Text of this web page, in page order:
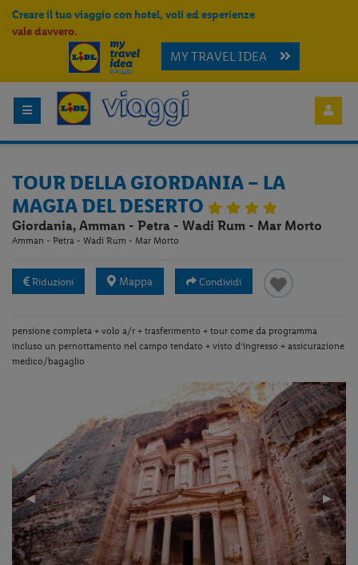
Creare il tuo viaggio con hotel, voli ed esperienze
vale davvero.
MY TRAVEL IDEA
TOUR DELLA GIORDANIA – LA
MAGIA DEL DESERTO
Giordania, Amman - Petra - Wadi Rum - Mar Morto
Amman - Petra - Wadi Rum - Mar Morto
Riduzioni Mappa Condividi
pensione completa + volo a/r + trasferimento + tour come da programma
incluso un pernottamento nel campo tendato + visto d’ingresso + assicurazione
medico/bagaglio
Previous
Slide
◀︎
Next
Slide
▶︎